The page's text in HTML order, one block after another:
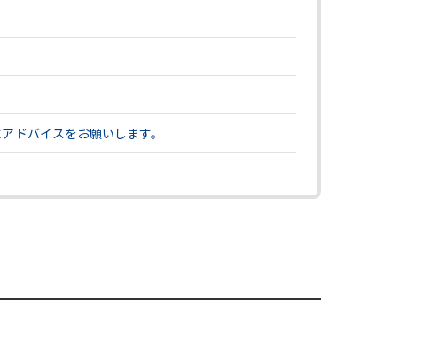
ドバイスをお願いします。